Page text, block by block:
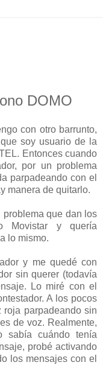
DOMO
con otro barrunto,
soy usuario de la
Entonces cuando
por un problema
parpadeando con el
manera de quitarlo.
que dan los
Movistar y quería
lo mismo.
y me quedé con
sin querer (todavía
Lo miré con el
A los pocos
parpadeando sin
de voz. Realmente,
sabía cuándo tenía
probé activando
los mensajes con el